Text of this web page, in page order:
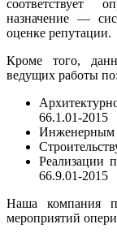
соответствует
назначение —
оценке репутации.
Кроме того,
ведущих работы по:
66.1.01-2015
Инженерным
Реализации
66.9.01-2015
Наша компания
мероприятий